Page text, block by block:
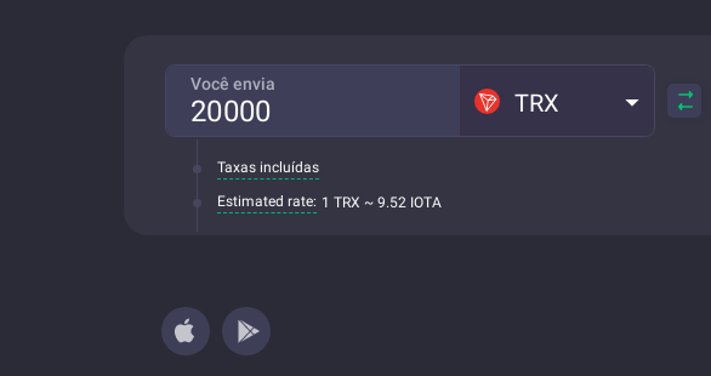
Você envia
TRX
Taxas incluídas
Estimated rate: 1 TRX ~ 9.52 IOTA